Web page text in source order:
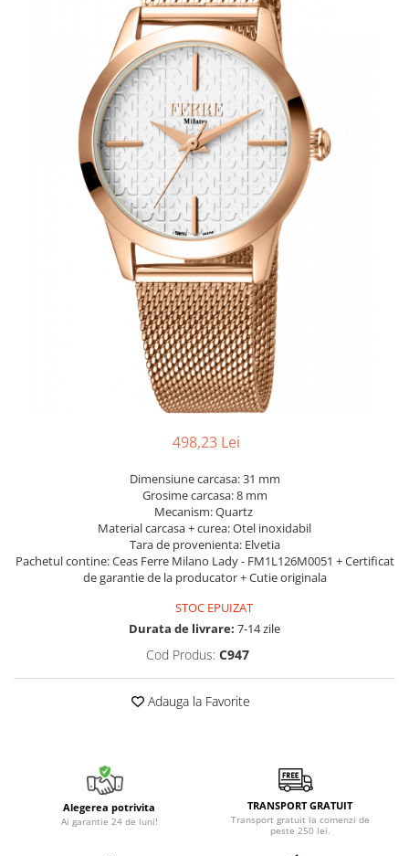
498,23 Lei
Dimensiune carcasa: 31 mm
Grosime carcasa: 8 mm
Mecanism: Quartz
Material carcasa + curea: Otel inoxidabil
Tara de provenienta: Elvetia
Pachetul contine: Ceas Ferre Milano Lady - FM1L126M0051 + Certificat
de garantie de la producator + Cutie originala
STOC EPUIZAT
Durata de livrare: 7-14 zile
Cod Produs: C947
Adauga la Favorite
Alegerea potrivita
Ai garantie 24 de luni!
TRANSPORT GRATUIT
Transport gratuit la comenzi de
peste 250 lei.